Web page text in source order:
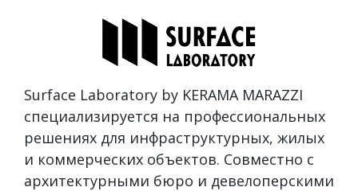
Surface Laboratory by KERAMA MARAZZI
специализируется на профессиональных
решениях для инфраструктурных, жилых
и коммерческих объектов. Совместно с
архитектурными бюро и девелоперскими